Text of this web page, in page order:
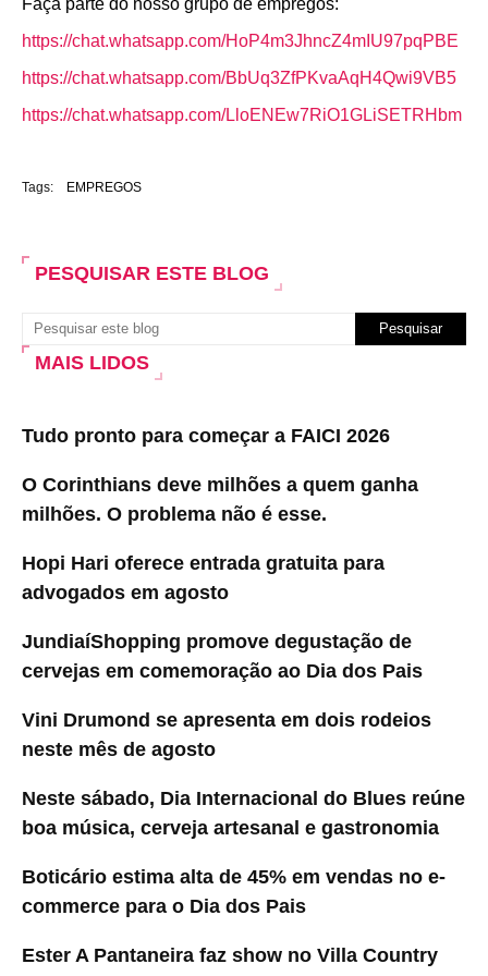
https://chat.whatsapp.com/HoP4m3JhncZ4mIU97pqPBE
https://chat.whatsapp.com/BbUq3ZfPKvaAqH4Qwi9VB5
https://chat.whatsapp.com/LloENEw7RiO1GLiSETRHbm
Tags: EMPREGOS
PESQUISAR ESTE BLOG
MAIS LIDOS
Tudo pronto para começar a FAICI 2026
O Corinthians deve milhões a quem ganha
milhões. O problema não é esse.
Hopi Hari oferece entrada gratuita para
advogados em agosto
JundiaíShopping promove degustação de
cervejas em comemoração ao Dia dos Pais
Vini Drumond se apresenta em dois rodeios
neste mês de agosto
Neste sábado, Dia Internacional do Blues reúne
boa música, cerveja artesanal e gastronomia
Boticário estima alta de 45% em vendas no e-
commerce para o Dia dos Pais
Ester A Pantaneira faz show no Villa Country